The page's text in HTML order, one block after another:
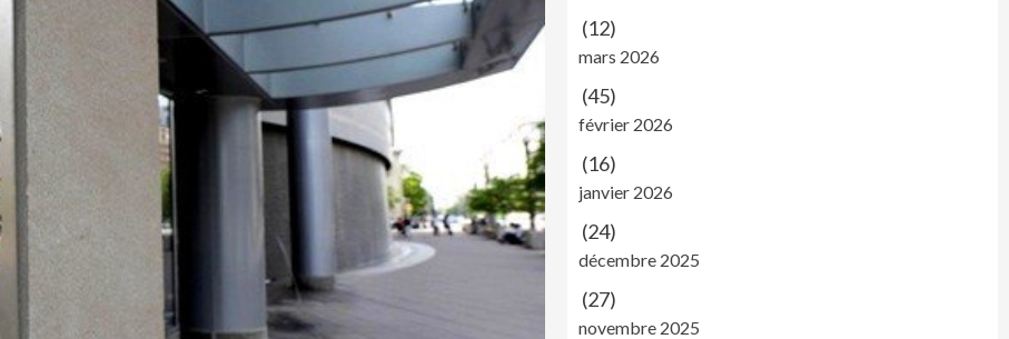
(12)
mars 2026
(45)
février 2026
(16)
janvier 2026
(24)
décembre 2025
(27)
novembre 2025